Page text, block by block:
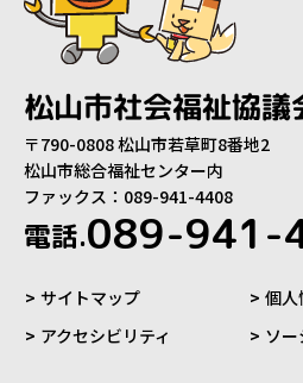
松山市社会福祉協議
〒790-0808 松山市若草町8番地2
松山市総合福祉センター内
ファックス：089-941-4408
電話.089-941-
サイトマップ
個人
アクセシビリティ
ソ